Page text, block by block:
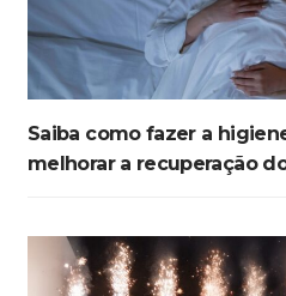
Saiba como fazer a
melhorar a recuperação